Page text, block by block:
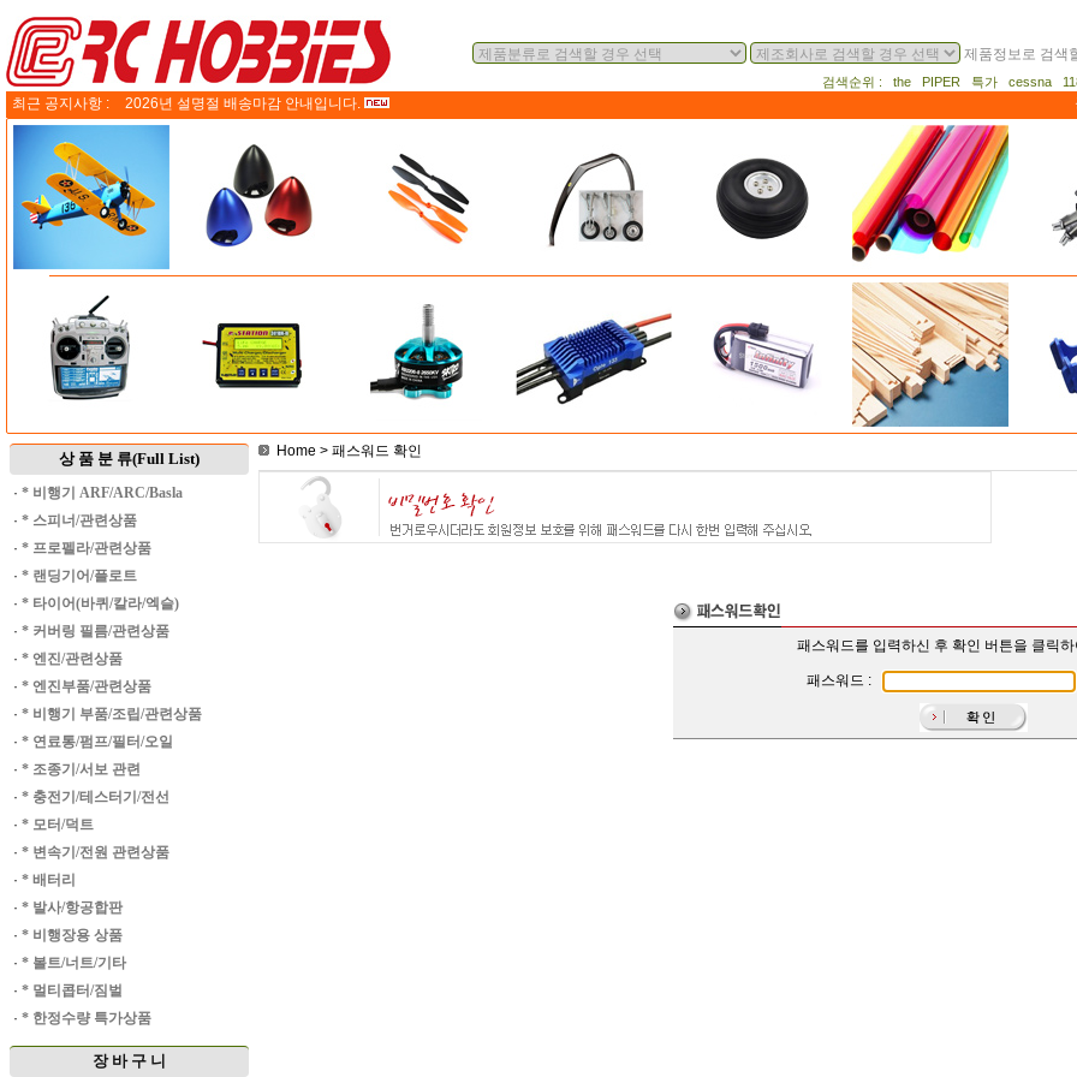
제품정보로 검색
검색순위 : the PIPER 특가 cessna
최근 공지사항 : 2026년 설명절 배송마감 안내입니다.
상 품 분 류(Full List)
· * 비행기 ARF/ARC/Basla
· * 스피너/관련상품
· * 프로펠라/관련상품
· * 랜딩기어/플로트
· * 타이어(바퀴/칼라/엑슬)
· * 커버링 필름/관련상품
· * 엔진/관련상품
· * 엔진부품/관련상품
· * 비행기 부품/조립/관련상품
· * 연료통/펌프/필터/오일
· * 조종기/서보 관련
· * 충전기/테스터기/전선
· * 모터/덕트
· * 변속기/전원 관련상품
· * 배터리
· * 발사/항공합판
· * 비행장용 상품
· * 볼트/너트/기타
· * 멀티콥터/짐벌
· * 한정수량 특가상품
장 바 구 니
Home > 패스워드 확인
패스워드를 입력하신 후 확인 버튼을 클릭
패스워드 :